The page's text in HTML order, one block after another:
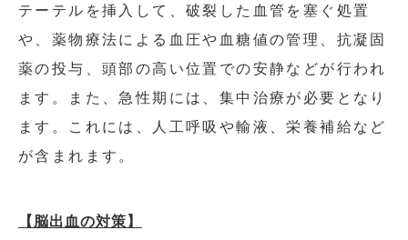
テーテルを挿入して、破裂した血管を塞ぐ処置
や、薬物療法による血圧や血糖値の管理、抗凝固
薬の投与、頭部の高い位置での安静などが行われ
ます。また、急性期には、集中治療が必要となり
ます。これには、人工呼吸や輸液、栄養補給など
が含まれます。
【脳出血の対策】